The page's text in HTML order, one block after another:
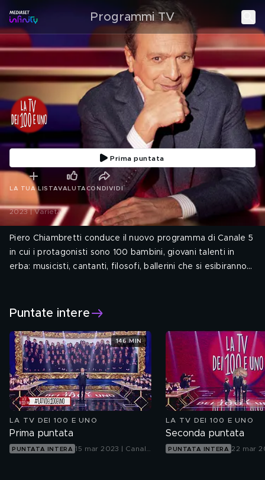
Programmi TV
Prima puntata
LA TUA LISTAVALUTA CONDIVIDI
2023 | Varietà
Piero Chiambretti conduce il nuovo programma di Canale 5
in cui i protagonisti sono 100 bambini, giovani talenti in
erba: musicisti, cantanti, filosofi, ballerini che si esibiranno
Puntate intere
LA TV DEI 100 E UNO
Prima puntata
PUNTATA INTERA 15 mar 2023 | Canale
146 MIN
LA TV DEI 100 E UNO
Seconda puntata
PUNTATA INTERA 22 mar